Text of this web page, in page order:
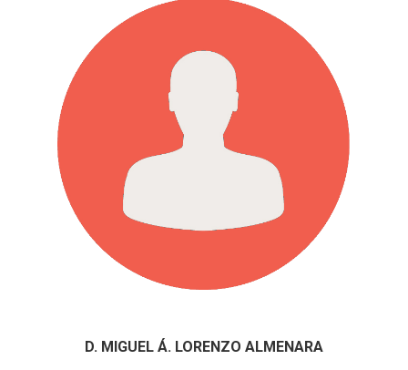
D. MIGUEL Á. LORENZO ALMENARA